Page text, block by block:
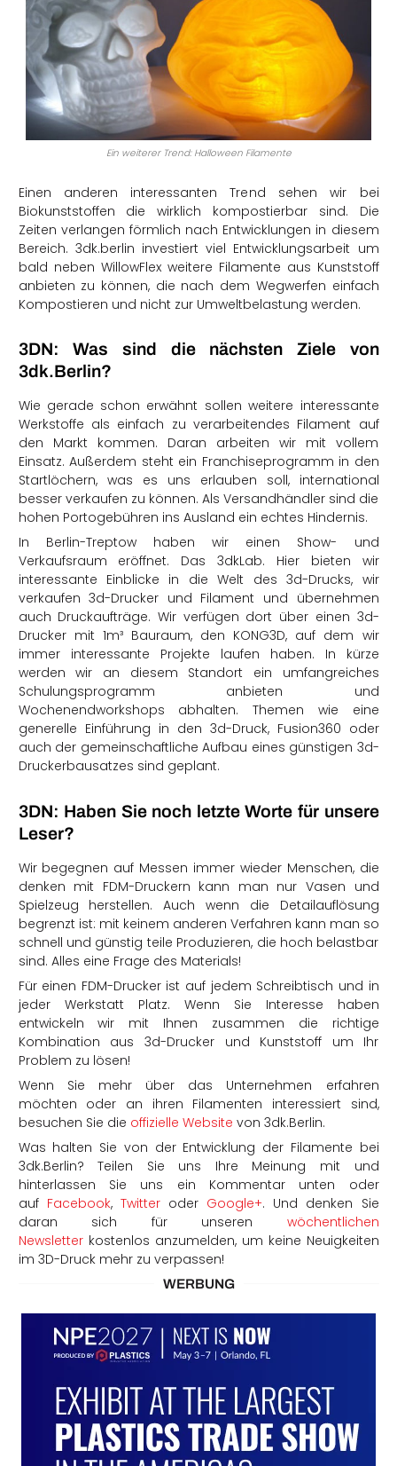
Ein weiterer Trend: Halloween Filamente
Einen anderen interessanten Trend sehen wir bei
Biokunststoffen die wirklich kompostierbar sind. Die
Zeiten verlangen förmlich nach Entwicklungen in diesem
Bereich. 3dk.berlin investiert viel Entwicklungsarbeit um
bald neben WillowFlex weitere Filamente aus Kunststoff
anbieten zu können, die nach dem Wegwerfen einfach
Kompostieren und nicht zur Umweltbelastung werden.
3DN: Was sind die nächsten Ziele von
3dk.Berlin?
Wie gerade schon erwähnt sollen weitere interessante
Werkstoffe als einfach zu verarbeitendes Filament auf
den Markt kommen. Daran arbeiten wir mit vollem
Einsatz. Außerdem steht ein Franchiseprogramm in den
Startlöchern, was es uns erlauben soll, international
besser verkaufen zu können. Als Versandhändler sind die
hohen Portogebühren ins Ausland ein echtes Hindernis.
In Berlin-Treptow haben wir einen Show- und
Verkaufsraum eröffnet. Das 3dkLab. Hier bieten wir
interessante Einblicke in die Welt des 3d-Drucks, wir
verkaufen 3d-Drucker und Filament und übernehmen
auch Druckaufträge. Wir verfügen dort über einen 3d-
Drucker mit 1m³ Bauraum, den KONG3D, auf dem wir
immer interessante Projekte laufen haben. In kürze
werden wir an diesem Standort ein umfangreiches
Schulungsprogramm anbieten und
Wochenendworkshops abhalten. Themen wie eine
generelle Einführung in den 3d-Druck, Fusion360 oder
auch der gemeinschaftliche Aufbau eines günstigen 3d-
Druckerbausatzes sind geplant.
3DN: Haben Sie noch letzte Worte für unsere
Leser?
Wir begegnen auf Messen immer wieder Menschen, die
denken mit FDM-Druckern kann man nur Vasen und
Spielzeug herstellen. Auch wenn die Detailauflösung
begrenzt ist: mit keinem anderen Verfahren kann man so
schnell und günstig teile Produzieren, die hoch belastbar
sind. Alles eine Frage des Materials!
Für einen FDM-Drucker ist auf jedem Schreibtisch und in
jeder Werkstatt Platz. Wenn Sie Interesse haben
entwickeln wir mit Ihnen zusammen die richtige
Kombination aus 3d-Drucker und Kunststoff um Ihr
Problem zu lösen!
Wenn Sie mehr über das Unternehmen erfahren
möchten oder an ihren Filamenten interessiert sind,
besuchen Sie die offizielle Website von 3dk.Berlin.
Was halten Sie von der Entwicklung der Filamente bei
3dk.Berlin? Teilen Sie uns Ihre Meinung mit und
hinterlassen Sie uns ein Kommentar unten oder
auf Facebook, Twitteroder Google+. Und denken Sie
daran sich für unseren wöchentlichen
Newsletterkostenlos anzumelden, um keine Neuigkeiten
im 3D-Druck mehr zu verpassen!
WERBUNG